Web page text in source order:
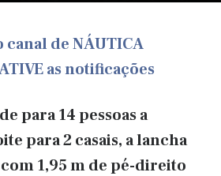
canal de NÁUTICA
as notificações
para 14 pessoas a
para 2 casais, a lancha
1,95 m de pé-direito